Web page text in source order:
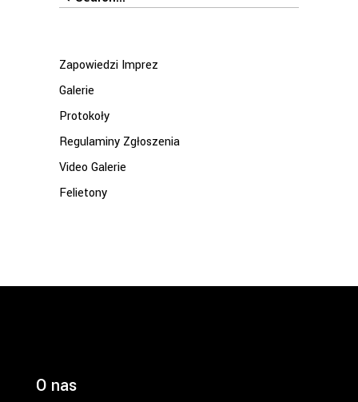
Zapowiedzi Imprez
Galerie
Protokoły
Regulaminy Zgłoszenia
Video Galerie
Felietony
O nas